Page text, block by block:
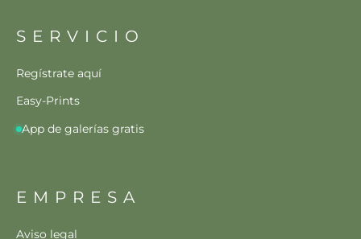
SERVICIO
Regístrate aquí
Easy-Prints
App de galerías gratis
EMPRESA
Aviso legal